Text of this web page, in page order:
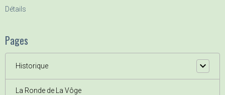
Détails
Pages
Historique
La Ronde de La Vôge